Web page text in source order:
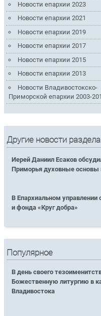
Новости епархии 2023
Новости епархии 2021
Новости епархии 2019
Новости епархии 2017
Новости епархии 2015
Новости епархии 2013
Новости Владивостокско-
Приморской епархии 2003-
Другие новости раздела
Иерей Даниил Есаков
Приморья духовные основы
В Епархиальном управлении
и фонда «Круг добра»
Популярное
В день своего
Божественную литургию в
Владивостока